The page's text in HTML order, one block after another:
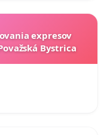
expresov
Bystrica